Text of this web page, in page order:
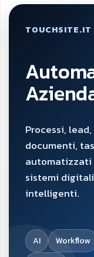
TOUCHSITE.IT
Processi,
documenti,
automatizzati
sistemi digitali
intelligenti.
AI Workflow